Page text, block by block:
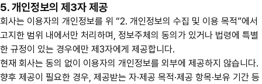
5. 개인정보의 제3자 제공
회사는 이용자의 개인정보를 위 “2. 개인정보의 수집 및 이용 목적”에서
고지한 범위 내에서만 처리하며, 정보주체의 동의가 있거나 법령에 특별
한 규정이 있는 경우에만 제3자에게 제공합니다.
현재 회사는 동의 없이 이용자의 개인정보를 외부에 제공하지 않습니다.
향후 제공이 필요한 경우, 제공받는 자·제공 목적·제공 항목·보유 기간 등